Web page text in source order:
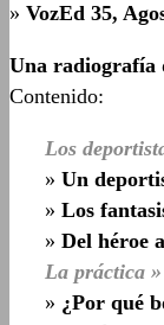
» VozEd 35,
Una radiografía
Contenido:
Los
» Un
» Los
» Del héroe
La práctica »
» ¿Por qué